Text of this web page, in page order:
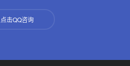
点击QQ咨询